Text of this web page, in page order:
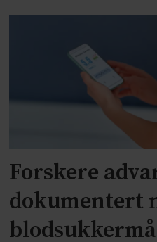
Forskere
dokumentert